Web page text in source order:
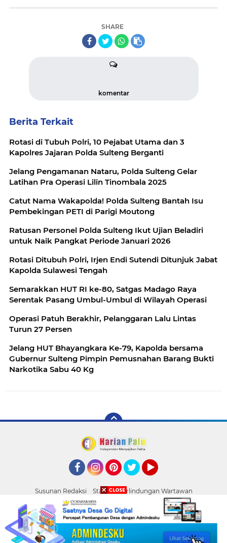
SHARE
komentar
Berita Terkait
Rotasi di Tubuh Polri, 10 Pejabat Utama dan 3
Kapolres Jajaran Polda Sulteng Berganti
Jelang Pengamanan Nataru, Polda Sulteng Gelar
Latihan Pra Operasi Lilin Tinombala 2025
Catut Nama Wakapolda! Polda Sulteng Bantah Isu
Pembekingan PETI di Parigi Moutong
Ratusan Personel Polda Sulteng Ikut Ujian Beladiri
untuk Naik Pangkat Periode Januari 2026
Rotasi Ditubuh Polri, Irjen Endi Sutendi Ditunjuk Jabat
Kapolda Sulawesi Tengah
Semarakkan HUT RI ke-80, Satgas Madago Raya
Serentak Pasang Umbul-Umbul di Wilayah Operasi
Operasi Patuh Berakhir, Pelanggaran Lalu Lintas
Turun 27 Persen
Jelang HUT Bhayangkara Ke-79, Kapolda bersama
Gubernur Sulteng Pimpin Pemusnahan Barang Bukti
Narkotika Sabu 40 Kg
Susunan Redaksi
Standar Perlindungan Wartawan
Pasang Iklan
Tentang Kami Pedoman Media Siber
Palu
Copyright ©2026 HARIAN PALU